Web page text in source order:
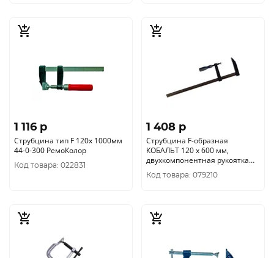
1 116 p
Струбцина тип F 120х 1000мм
44-0-300 РемоКолор
Код товара: 022831
1 408 p
Струбцина F-образная
КОБАЛЬТ 120 х 600 мм,
двухкомпонентная рукоятка
244-599
Код товара: 079210